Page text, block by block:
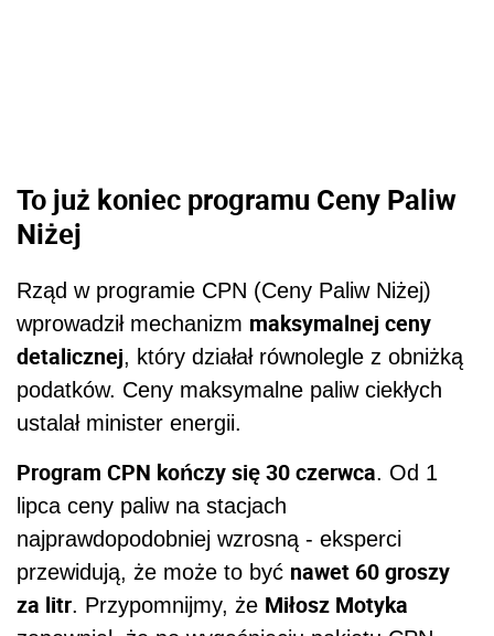
To już koniec programu Ceny Paliw
Niżej
Rząd w programie CPN (Ceny Paliw Niżej)
wprowadził mechanizm maksymalnej ceny
detalicznej, który działał równolegle z obniżką
podatków. Ceny maksymalne paliw ciekłych
ustalał minister energii.
Program CPN kończy się 30 czerwca. Od 1
lipca ceny paliw na stacjach
najprawdopodobniej wzrosną - eksperci
przewidują, że może to być nawet 60 groszy
za litr. Przypomnijmy, że Miłosz Motyka